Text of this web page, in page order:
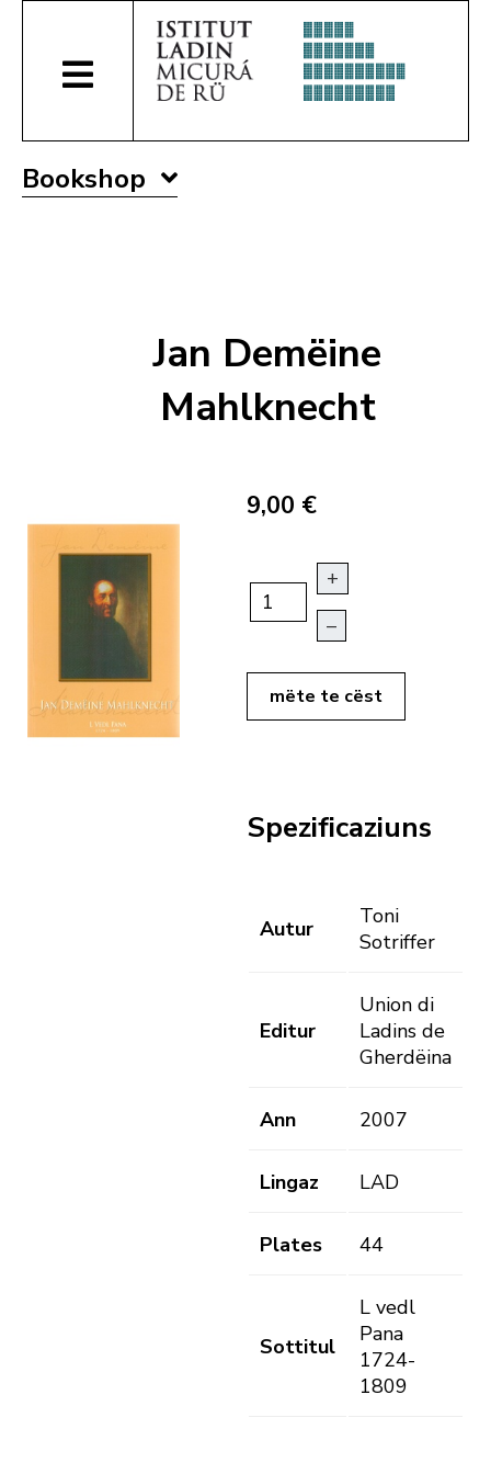
Bookshop
Jan Demëine
Mahlknecht
9,00 €
+
–
mëte te cëst
Spezificaziuns
Autur
Toni
Sotriffer
Editur
Union di
Ladins de
Gherdëina
Ann 2007
Lingaz LAD
Plates 44
Sottitul
L vedl
Pana
1724-
1809